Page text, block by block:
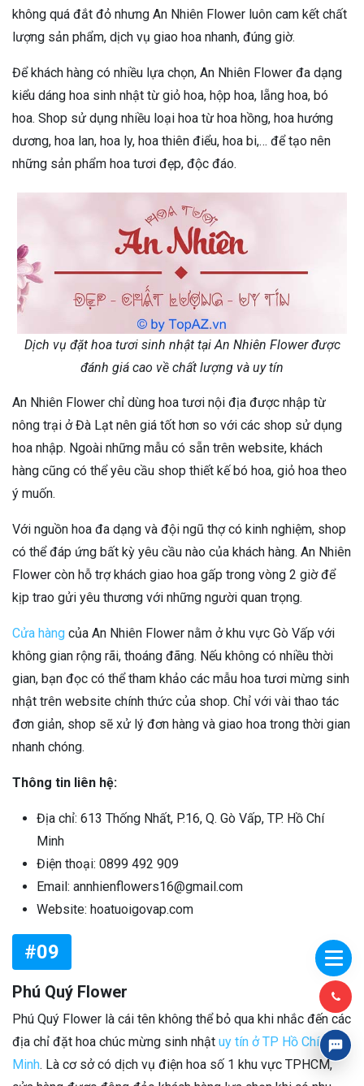
không quá đắt đỏ nhưng An Nhiên Flower luôn cam kết chất
lượng sản phẩm, dịch vụ giao hoa nhanh, đúng giờ.
Để khách hàng có nhiều lựa chọn, An Nhiên Flower đa dạng
kiểu dáng hoa sinh nhật từ giỏ hoa, hộp hoa, lẵng hoa, bó
hoa. Shop sử dụng nhiều loại hoa từ hoa hồng, hoa hướng
dương, hoa lan, hoa ly, hoa thiên điểu, hoa bi,… để tạo nên
những sản phẩm hoa tươi đẹp, độc đáo.
Dịch vụ đặt hoa tươi sinh nhật tại An Nhiên Flower được
đánh giá cao về chất lượng và uy tín
An Nhiên Flower chỉ dùng hoa tươi nội địa được nhập từ
nông trại ở Đà Lạt nên giá tốt hơn so với các shop sử dụng
hoa nhập. Ngoài những mẫu có sẵn trên website, khách
hàng cũng có thể yêu cầu shop thiết kế bó hoa, giỏ hoa theo
ý muốn.
Với nguồn hoa đa dạng và đội ngũ thợ có kinh nghiệm, shop
có thể đáp ứng bất kỳ yêu cầu nào của khách hàng. An Nhiên
Flower còn hỗ trợ khách giao hoa gấp trong vòng 2 giờ để
kịp trao gửi yêu thương với những người quan trọng.
Cửa hàng của An Nhiên Flower nằm ở khu vực Gò Vấp với
không gian rộng rãi, thoáng đãng. Nếu không có nhiều thời
gian, bạn đọc có thể tham khảo các mẫu hoa tươi mừng sinh
nhật trên website chính thức của shop. Chỉ với vài thao tác
đơn giản, shop sẽ xử lý đơn hàng và giao hoa trong thời gian
nhanh chóng.
Thông tin liên hệ:
Địa chỉ: 613 Thống Nhất, P.16, Q. Gò Vấp, TP. Hồ Chí
Minh
Điện thoại: 0899 492 909
Email: annhienflowers16@gmail.com
Website: hoatuoigovap.com
#09
Phú Quý Flower
Phú Quý Flower là cái tên không thể bỏ qua khi nhắc đến các
địa chỉ đặt hoa chúc mừng sinh nhật uy tín ở TP Hồ Chí
Minh. Là cơ sở có dịch vụ điện hoa số 1 khu vực TPHCM,